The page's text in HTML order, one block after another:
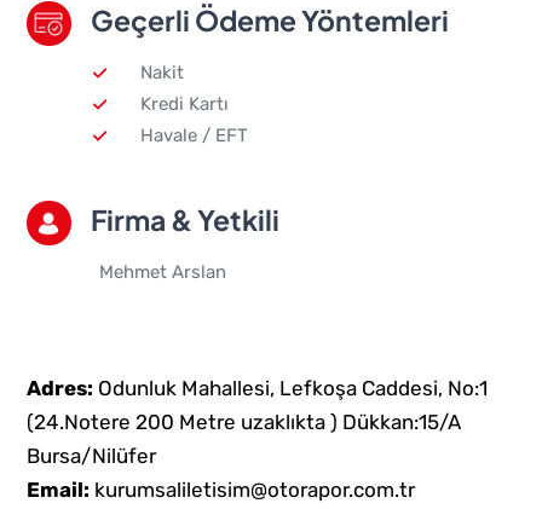
Geçerli Ödeme Yöntemleri
Nakit
Kredi Kartı
Havale / EFT
Firma & Yetkili
Mehmet Arslan
Adres: Odunluk Mahallesi, Lefkoşa Caddesi, No:1
(24.Notere 200 Metre uzaklıkta ) Dükkan:15/A
Bursa/Nilüfer
Email: kurumsaliletisim@otorapor.com.tr